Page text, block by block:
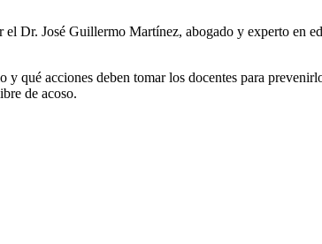
el Dr. José Guillermo Martínez, abogado y experto en
qué acciones deben tomar los docentes para
de acoso.